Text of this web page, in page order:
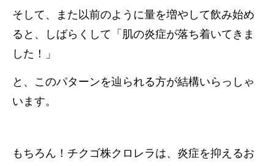
そして、また以前のように量を増やして飲み始め
ると、しばらくして「肌の炎症が落ち着いてきま
した！」
と、このパターンを辿られる方が結構いらっしゃ
います。
もちろん！チクゴ株クロレラは、炎症を抑えるお